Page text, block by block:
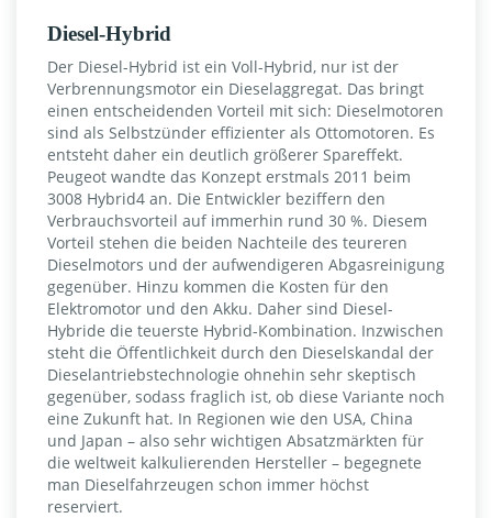
Diesel-Hybrid
Der Diesel-Hybrid ist ein Voll-Hybrid, nur ist der
Verbrennungsmotor ein Dieselaggregat. Das bringt
einen entscheidenden Vorteil mit sich: Dieselmotoren
sind als Selbstzünder effizienter als Ottomotoren. Es
entsteht daher ein deutlich größerer Spareffekt.
Peugeot wandte das Konzept erstmals 2011 beim
3008 Hybrid4 an. Die Entwickler beziffern den
Verbrauchsvorteil auf immerhin rund 30 %. Diesem
Vorteil stehen die beiden Nachteile des teureren
Dieselmotors und der aufwendigeren Abgasreinigung
gegenüber. Hinzu kommen die Kosten für den
Elektromotor und den Akku. Daher sind Diesel-
Hybride die teuerste Hybrid-Kombination. Inzwischen
steht die Öffentlichkeit durch den Dieselskandal der
Dieselantriebstechnologie ohnehin sehr skeptisch
gegenüber, sodass fraglich ist, ob diese Variante noch
eine Zukunft hat. In Regionen wie den USA, China
und Japan – also sehr wichtigen Absatzmärkten für
die weltweit kalkulierenden Hersteller – begegnete
man Dieselfahrzeugen schon immer höchst
reserviert.